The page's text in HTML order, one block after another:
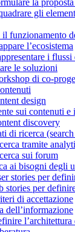
gli
il funzionamento
l’ecosistema
i
le soluzioni
di co-
design
sui contenuti
discovery
di ricerca
tramite
sui forum
ai bisogni degli
stories per
stories per
di accettazione
dell’informazione
l’architettura